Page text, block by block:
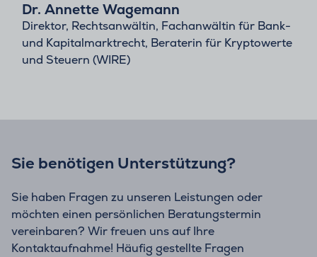
Dr. Annette Wagemann
Direktor, Rechtsanwältin, Fachanwältin für Bank-
und Kapitalmarktrecht, Beraterin für Kryptowerte
und Steuern (WIRE)
Sie benötigen Unterstützung?
Sie haben Fragen zu unseren Leistungen oder
möchten einen persönlichen Beratungstermin
vereinbaren? Wir freuen uns auf Ihre
Kontaktaufnahme! Häufig gestellte Fragen